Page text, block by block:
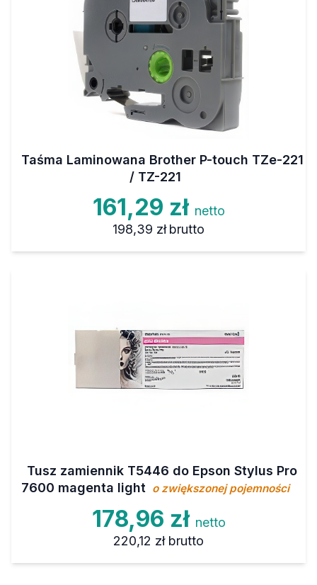
Taśma Laminowana Brother P-touch TZe-221
/ TZ-221
161,29 zł netto
198,39 zł brutto
Tusz zamiennik T5446 do Epson Stylus Pro
7600 magenta light o zwiększonej pojemności
178,96 zł netto
220,12 zł brutto